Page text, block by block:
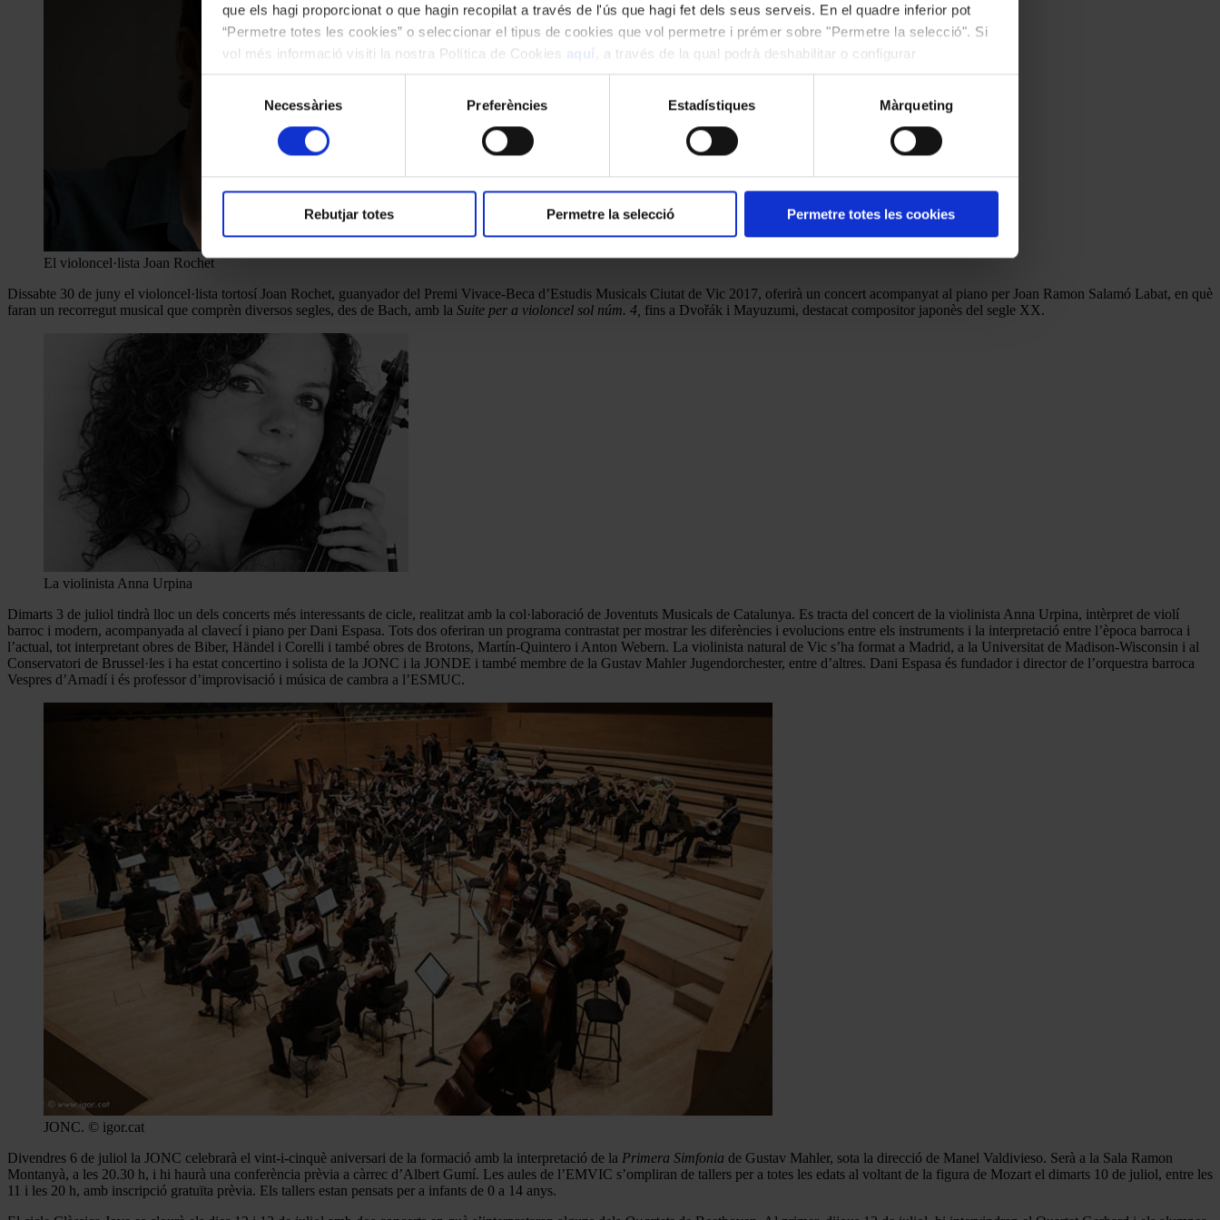
que els hagi proporcionat o que hagin recopilat a través de l'ús que hagi fet dels seus serveis. En el quadre inferior pot
“Permetre totes les cookies” o seleccionar el tipus de cookies que vol permetre i prémer sobre "Permetre la selecció". Si
vol més informació visiti la nostra Política de Cookies aquí
, a través de la qual podrà deshabilitar o configurar
les cookies en qualsevol moment.
consentiment
Necessàries Preferències Estadístiques Màrqueting
Rebutjar totes Permetre la selecció Permetre totes les cookies
El violoncel·lista Joan Rochet
Dissabte 30 de juny el violoncel·lista tortosí Joan Rochet, guanyador del Premi Vivace-Beca d’Estudis Musicals Ciutat de Vic 2017, oferirà un concert acompanyat al piano per Joan Ramon Salamó Labat, en què
faran un recorregut musical que comprèn diversos segles, des de Bach, amb la Suite per a violoncel sol núm. 4, fins a Dvořák i Mayuzumi, destacat compositor japonès del segle XX.
La violinista Anna Urpina
Dimarts 3 de juliol tindrà lloc un dels concerts més interessants de cicle, realitzat amb la col·laboració de Joventuts Musicals de Catalunya. Es tracta del concert de la violinista Anna Urpina, intèrpret de violí
barroc i modern, acompanyada al clavecí i piano per Dani Espasa. Tots dos oferiran un programa contrastat per mostrar les diferències i evolucions entre els instruments i la interpretació entre l’època barroca i
l’actual, tot interpretant obres de Biber, Händel i Corelli i també obres de Brotons, Martín-Quintero i Anton Webern. La violinista natural de Vic s’ha format a Madrid, a la Universitat de Madison-Wisconsin i al
Conservatori de Brussel·les i ha estat concertino i solista de la JONC i la JONDE i també membre de la Gustav Mahler Jugendorchester, entre d’altres. Dani Espasa és fundador i director de l’orquestra barroca
Vespres d’Arnadí i és professor d’improvisació i música de cambra a l’ESMUC.
JONC. © igor.cat
Divendres 6 de juliol la JONC celebrarà el vint-i-cinquè aniversari de la formació amb la interpretació de la Primera Simfonia de Gustav Mahler, sota la direcció de Manel Valdivieso. Serà a la Sala Ramon
Montanyà, a les 20.30 h, i hi haurà una conferència prèvia a càrrec d’Albert Gumí. Les aules de l’EMVIC s’ompliran de tallers per a totes les edats al voltant de la figura de Mozart el dimarts 10 de juliol, entre les
11 i les 20 h, amb inscripció gratuïta prèvia. Els tallers estan pensats per a infants de 0 a 14 anys.